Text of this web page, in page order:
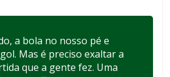
a bola no nosso pé e
Mas é preciso exaltar a
que a gente fez. Uma